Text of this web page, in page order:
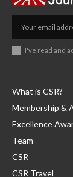
I've read and
What is CSR?
Membership &
Excellence
Team
CSR
CSR Travel